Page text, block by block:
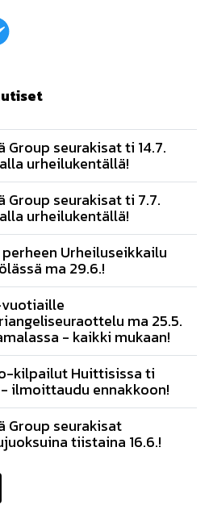
Group seurakisat ti 14.7.
urheilukentällä!
Group seurakisat ti 7.7.
urheilukentällä!
perheen Urheiluseikkailu
ma 29.6.!
ma 25.5.
- kaikki mukaan!
kilpailut Huittisissa ti
- ilmoittaudu ennakkoon!
Group seurakisat
tiistaina 16.6.!